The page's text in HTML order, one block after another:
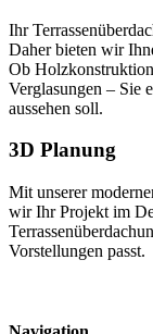
Ihr
Daher bieten wir
Ob
Verglasungen – Sie
aussehen soll.
3D Planung
Mit unserer
wir Ihr Projekt im
Vorstellungen passt.